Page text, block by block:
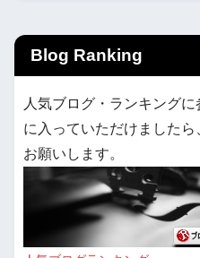
Blog Ranking
人気ブログ・ランキング
に入っていただけました
お願いします。